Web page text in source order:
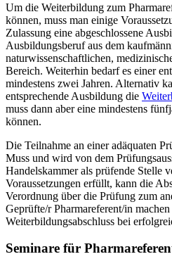
Um die Weiterbildung zum
können, muss man einige
Zulassung eine abgeschlossene
Ausbildungsberuf aus dem
naturwissenschaftlichen,
Bereich. Weiterhin bedarf es einer
mindestens zwei Jahren. Alternativ
entsprechende Ausbildung die
muss dann aber eine mindestens
können.
Die Teilnahme an einer adäquaten
Muss und wird von dem
Handelskammer als prüfende Stelle
Voraussetzungen erfüllt, kann die
Verordnung über die Prüfung zum
Geprüfte/r Pharmareferent/in
Weiterbildungsabschluss bei
Seminare für